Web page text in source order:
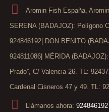
Aromin Fish España,
SERENA (BADAJOZ): Polígono
924846192| DON BENITO
924811086| MÉRIDA
Prado”, C/ Valencia 26. TL:
Cardenal Cisneros 47 y 49. TL:
Llámanos ahora: